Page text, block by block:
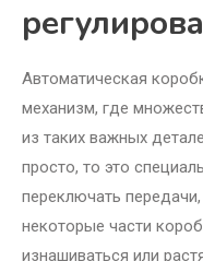
Автоматическая
механизм, где
из таких важных
просто, то это
переключать
некоторые части
изнашиваться или